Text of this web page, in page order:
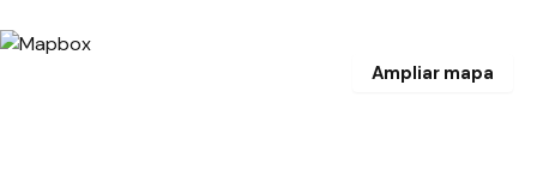
Ampliar mapa